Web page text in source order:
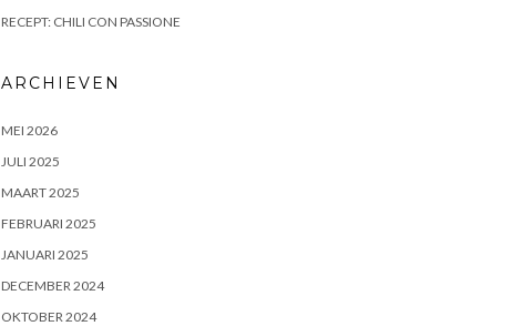
RECEPT: CHILI CON PASSIONE
ARCHIEVEN
MEI 2026
JULI 2025
MAART 2025
FEBRUARI 2025
JANUARI 2025
DECEMBER 2024
OKTOBER 2024